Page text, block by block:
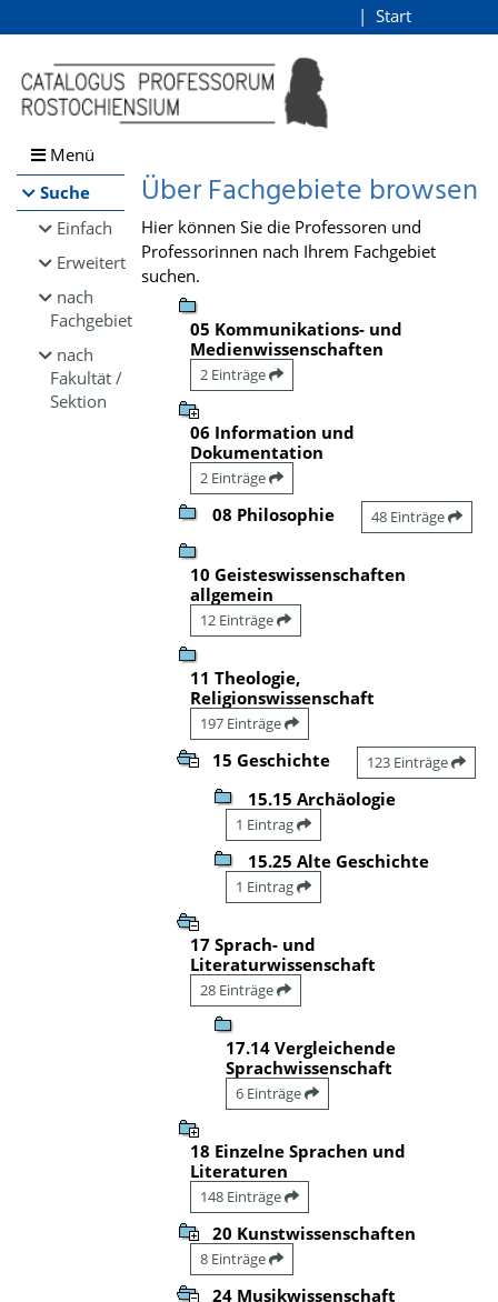
Browsen
direkt zum Inhalt
Start
Menü
Suche
Einfach
Erweitert
nach
Fachgebiet
nach
Fakultät /
Sektion
Über Fachgebiete browsen
Hier können Sie die Professoren und
Professorinnen nach Ihrem Fachgebiet
suchen.
05 Kommunikations- und
Medienwissenschaften
2 Einträge
06 Information und
Dokumentation
2 Einträge
08 Philosophie 48 Einträge
10 Geisteswissenschaften
allgemein
12 Einträge
11 Theologie,
Religionswissenschaft
197 Einträge
15 Geschichte 123 Einträge
15.15 Archäologie
1 Eintrag
15.25 Alte Geschichte
1 Eintrag
17 Sprach- und
Literaturwissenschaft
28 Einträge
17.14 Vergleichende
Sprachwissenschaft
6 Einträge
18 Einzelne Sprachen und
Literaturen
148 Einträge
20 Kunstwissenschaften
8 Einträge
24 Musikwissenschaft